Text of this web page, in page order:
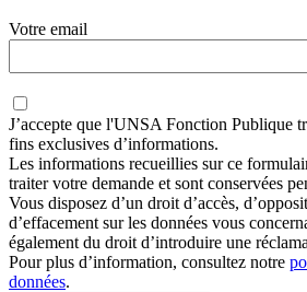
Votre email
J’accepte que l'UNSA Fonction Publique
fins exclusives d’informations.
Les informations recueillies sur ce
traiter votre demande et sont conservées
Vous disposez d’un droit d’accès,
d’effacement sur les données vous
également du droit d’introduire une
Pour plus d’information, consultez notre
données.